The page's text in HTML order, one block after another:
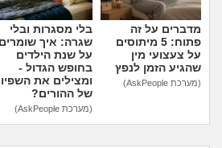
מדברים על זה
פתוח: 5 מיתוסים
על צעצועי מין
שהגיע הזמן לנפץ
(מערכת AskPeople)
בלי מסגרות ובלי
שגרה: איך שומרים
על שנת הילדים
בחופש הגדול -
ומצילים את
של ההורים?
(מערכת AskPeople)